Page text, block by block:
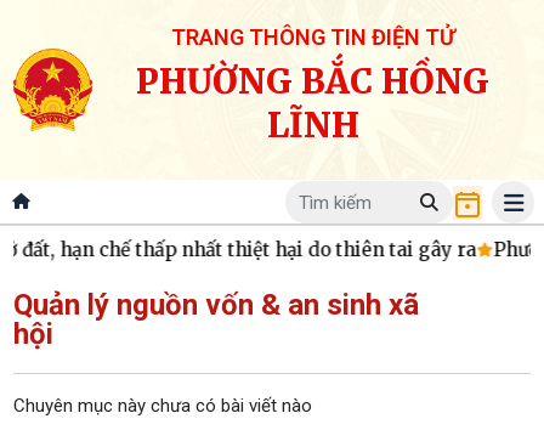
TRANG THÔNG TIN ĐIỆN TỬ
PHƯỜNG BẮC HỒNG
LĨNH
đất, hạn chế thấp nhất thiệt hại do thiên tai gây ra
Quản lý nguồn vốn & an sinh xã
hội
Chuyên mục này chưa có bài viết nào